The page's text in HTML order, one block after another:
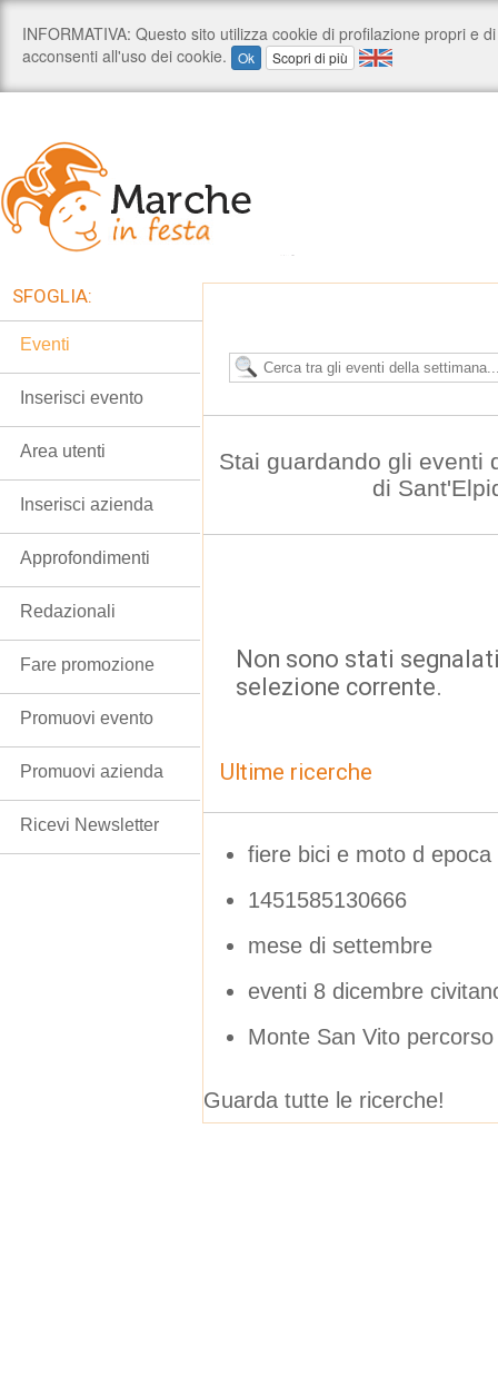
Stai guardando gli eventi
di
Non sono stati
selezione corrente.
Ultime ricerche
fiere bici e moto d
1451585130666
mese di settembre
eventi 8 dicembre
Monte San Vito
Guarda tutte le ricerche!
SFOGLIA:
Eventi
Inserisci evento
Area utenti
Inserisci azienda
Approfondimenti
Redazionali
Fare promozione
Promuovi evento
Promuovi azienda
Ricevi Newsletter